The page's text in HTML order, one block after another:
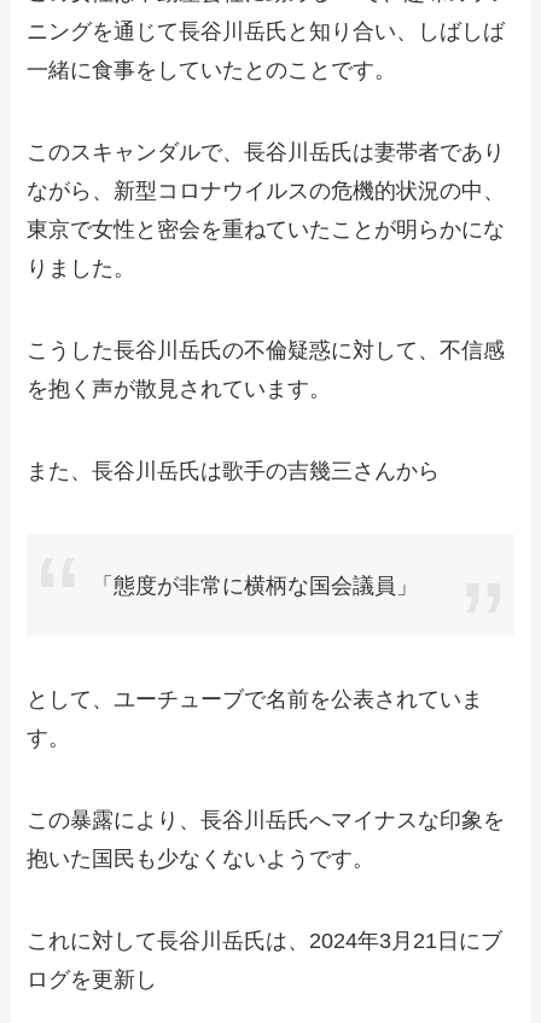
ニングを通じて長谷川岳氏と知り合い、しばしば
一緒に食事をしていたとのことです。
このスキャンダルで、長谷川岳氏は妻帯者であり
ながら、新型コロナウイルスの危機的状況の中、
東京で女性と密会を重ねていたことが明らかにな
りました。
こうした長谷川岳氏の不倫疑惑に対して、不信感
を抱く声が散見されています。
また、長谷川岳氏は歌手の吉幾三さんから
「態度が非常に横柄な国会議員」
として、ユーチューブで名前を公表されていま
す。
この暴露により、長谷川岳氏へマイナスな印象を
抱いた国民も少なくないようです。
これに対して長谷川岳氏は、2024年3月21日にブ
ログを更新し